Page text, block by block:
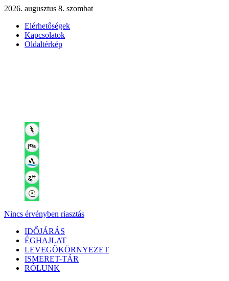
2026. augusztus 8. szombat
Elérhetőségek
Kapcsolatok
Oldaltérkép
Nincs érvényben riasztás
IDŐJÁRÁS
ÉGHAJLAT
LEVEGŐKÖRNYEZET
ISMERET-TÁR
RÓLUNK